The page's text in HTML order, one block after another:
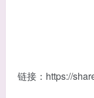
链接：https://